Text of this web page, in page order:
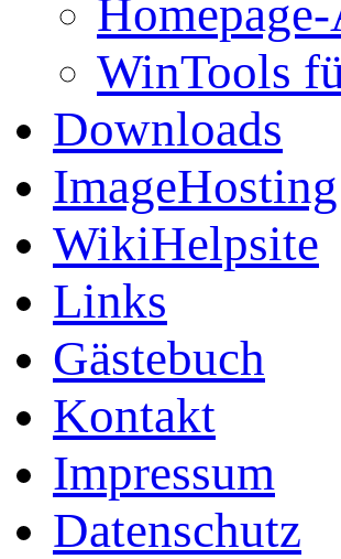
WinTools
Downloads
ImageHosting
WikiHelpsite
Links
Gästebuch
Kontakt
Impressum
Datenschutz